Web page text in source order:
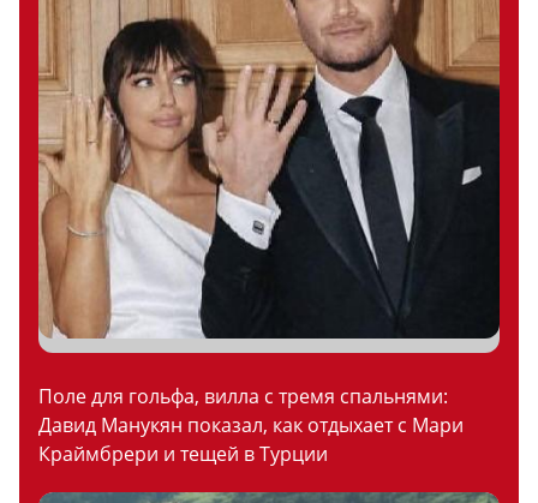
Поле для гольфа, вилла с тремя спальнями:
Давид Манукян показал, как отдыхает с Мари
Краймбрери и тещей в Турции